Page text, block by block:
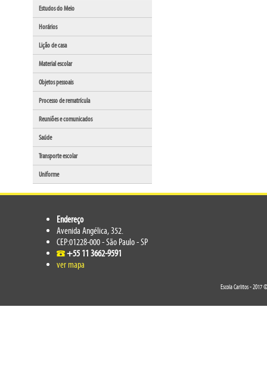
Estudos do Meio
Horários
Lição de casa
Material escolar
Objetos pessoais
Processo de rematrícula
Reuniões e comunicados
Saúde
Transporte escolar
Uniforme
Endereço
Avenida Angélica, 352.
CEP:01228-000 - São Paulo - SP
+55 11 3662-9591
ver mapa
Escola Carlitos - 2017